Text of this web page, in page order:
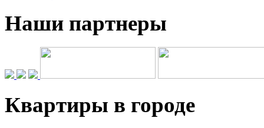
Наши партнеры
Квартиры в городе